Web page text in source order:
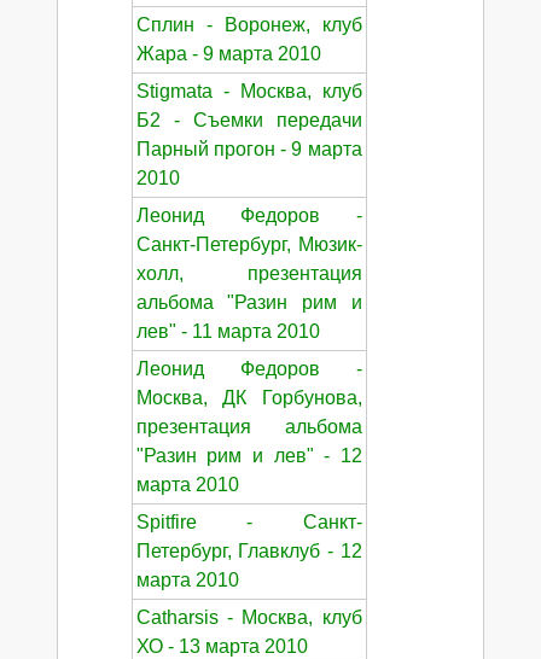
Сплин - Воронеж, клуб
Жара - 9 марта 2010
Stigmata - Москва, клуб
Б2 - Съемки передачи
Парный прогон - 9 марта
2010
Леонид Федоров -
Санкт-Петербург, Мюзик-
холл, презентация
альбома "Разин рим и
лев" - 11 марта 2010
Леонид Федоров -
Москва, ДК Горбунова,
презентация альбома
"Разин рим и лев" - 12
марта 2010
Spitfire - Санкт-
Петербург, Главклуб - 12
марта 2010
Catharsis - Москва, клуб
ХО - 13 марта 2010